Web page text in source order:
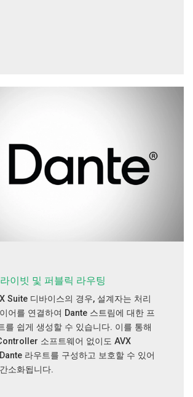
이빗 및 퍼블릭 라우팅
Suite 디바이스의 경우, 설계자는 처리
어를 연결하여 Dante 스트림에 대한 프
를 쉽게 생성할 수 있습니다. 이를 통해
소프트웨어 없이도 AVX
라우트를 구성하고 보호할 수 있어
소화됩니다.